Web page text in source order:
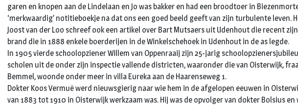
garen en knopen aan de Lindelaan en Jo was bakker en had een broodtoer in
‘merkwaardig’ notitieboekje na dat ons een goed beeld geeft van zijn turbulente
Joost van der Loo schreef ook een artikel over Bart Mutsaers uit Udenhout die recent
brand die in 1888 enkele boerderijen in de Winkelschehoek in Udenhout in de as legde.
In 1905 vierde schoolopziener Willem van Oppenraaij zijn 25-jarig
scholen uit de onder zijn inspectie vallende districten, waaronder die van Oisterwijk,
Bemmel, woonde onder meer in villa Eureka aan de Haarenseweg 1.
Dokter Koos Vermuë werd nieuwsgierig naar wie hem in de afgelopen eeuwen in
van 1883 tot 1910 in Oisterwijk werkzaam was. Hij was de opvolger van dokter Bolsius